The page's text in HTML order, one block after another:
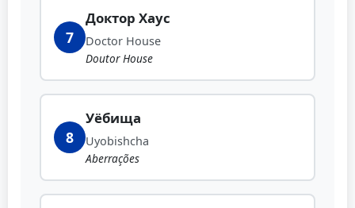
7
Доктор Хаус
Doctor House
Doutor House
8
Уёбища
Uyobishcha
Aberrações